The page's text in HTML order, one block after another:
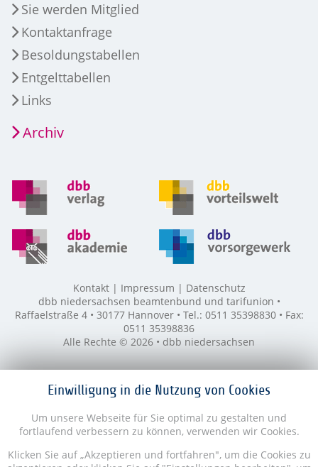
Einwilligung in die Nutzung von Cookies
Um unsere Webseite für Sie optimal zu gestalten und
fortlaufend verbessern zu können, verwenden wir Cookies.
Klicken Sie auf „Akzeptieren und fortfahren", um die Cookies zu
Sie werden Mitglied
Kontaktanfrage
Besoldungstabellen
Entgelttabellen
Links
Archiv
Kontakt Impressum
Datenschutz
dbb niedersachsen beamtenbund und tarifunion •
Raffaelstraße 4 • 30177 Hannover • Tel.: 0511 35398830 • Fax:
0511 35398836
Alle Rechte © 2026 • dbb niedersachsen